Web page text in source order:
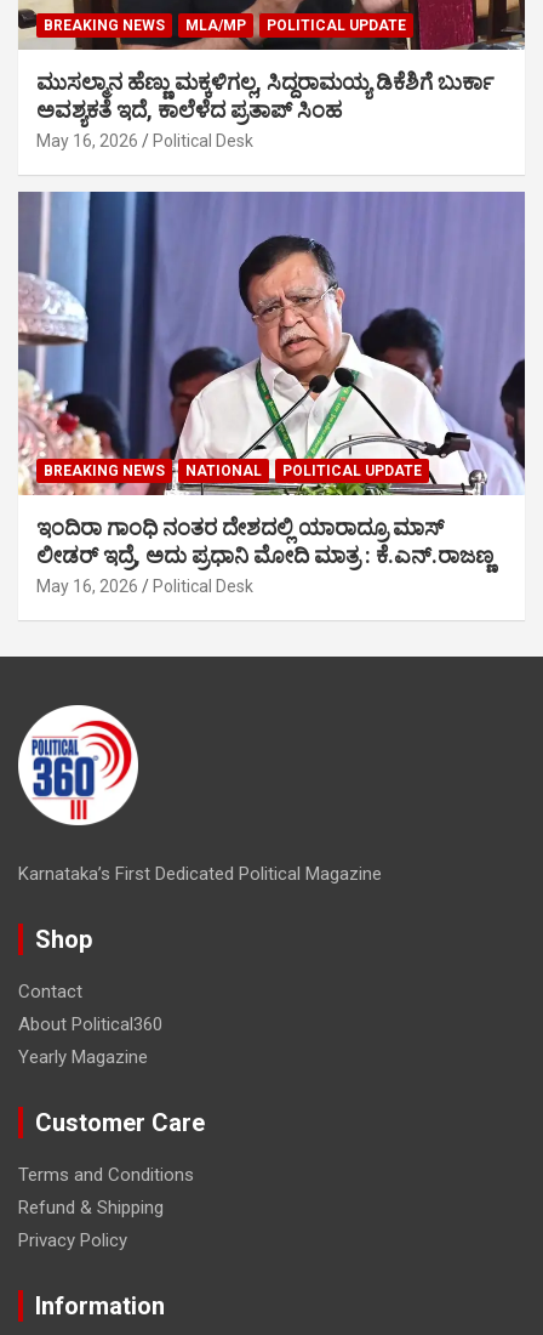
BREAKING NEWS MLA/MP POLITICAL UPDATE
ಮುಸಲ್ಮಾನ ಹೆಣ್ಣು ಮಕ್ಕಳಿಗಲ್ಲ, ಸಿದ್ದರಾಮಯ್ಯ ಡಿಕೆಶಿಗೆ ಬುರ್ಕಾ
ಅವಶ್ಯಕತೆ ಇದೆ, ಕಾಲೆಳೆದ ಪ್ರತಾಪ್ ಸಿಂಹ
May 16, 2026 Political Desk
BREAKING NEWS NATIONAL POLITICAL UPDATE
ಇಂದಿರಾ ಗಾಂಧಿ ನಂತರ ದೇಶದಲ್ಲಿ ಯಾರಾದ್ರೂ ಮಾಸ್
ಲೀಡರ್ ಇದ್ರೆ, ಅದು ಪ್ರಧಾನಿ ಮೋದಿ ಮಾತ್ರ : ಕೆ.ಎನ್.ರಾಜಣ್ಣ
May 16, 2026 Political Desk
Karnataka’s First Dedicated Political Magazine
Shop
Contact
About Political360
Yearly Magazine
Customer Care
Terms and Conditions
Refund & Shipping
Privacy Policy
Information